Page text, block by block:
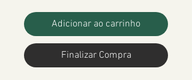
Adicionar ao carrinho
Finalizar Compra